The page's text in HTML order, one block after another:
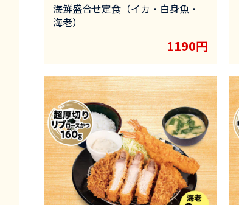
海鮮盛合せ定食（イカ・白身魚・
海老）
1190円